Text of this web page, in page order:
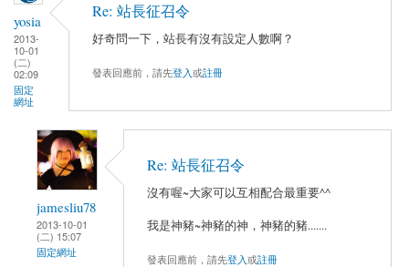
yosia
2013-
10-01
(二)
02:09
固定
網址
Re: 站長征召令
好奇問一下，站長有沒有設定人數啊？
發表回應前，請先登入或註冊
jamesliu78
2013-10-01
(二) 15:07
固定網址
Re: 站長征召令
沒有喔~大家可以互相配合最重要^^
我是神豬~神豬的神，神豬的豬.......
發表回應前，請先登入或註冊